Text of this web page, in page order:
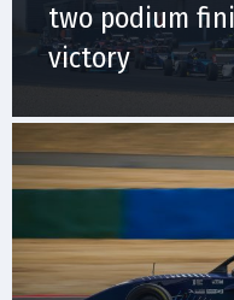
two podium
victory